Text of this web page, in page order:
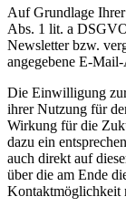
Auf Grundlage
Abs. 1 lit. a
Newsletter bzw.
angegebene E-Mail-
Die Einwilligung
ihrer Nutzung für
Wirkung für die
dazu ein
auch direkt auf
über die am Ende
Kontaktmöglichkeit